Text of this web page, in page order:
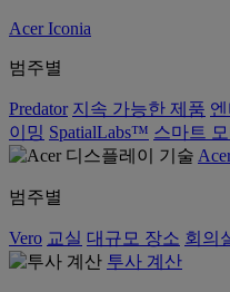
Acer Iconia
범주별
Predator 지속 가능한 제품
이밍 SpatialLabs™ 스마트
범주별
Vero 교실 대규모 장소 회의
투사 계산